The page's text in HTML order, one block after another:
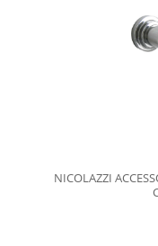
NICOLAZZI